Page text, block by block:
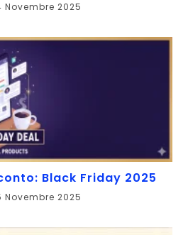
Novembre 2025
Black Friday 2025
Novembre 2025